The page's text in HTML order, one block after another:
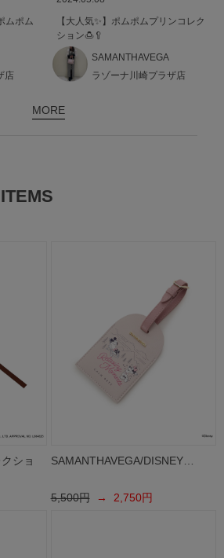
ムポム
店
【大人気✨】ポムポムプリンコレク
ション🍮🥄
SAMANTHAVEGA
ラゾーナ川崎プラザ店
MORE
ショ
SAMANTHAVEGA/DISNEY…
5,500円→ 2,750円